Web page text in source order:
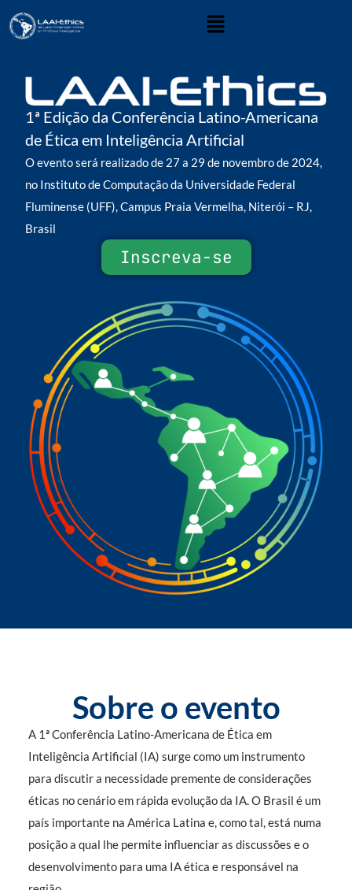
1ª Edição da Conferência Latino-Americana
de Ética em Inteligência Artificial
O evento será realizado de 27 a 29 de novembro de 2024,
no Instituto de Computação da Universidade Federal
Fluminense (UFF), Campus Praia Vermelha, Niterói – RJ,
Brasil
Inscreva-se
Sobre o evento
A 1ª Conferência Latino-Americana de Ética em
Inteligência Artificial (IA) surge como um instrumento
para discutir a necessidade premente de considerações
éticas no cenário em rápida evolução da IA. O Brasil é um
país importante na América Latina e, como tal, está numa
posição a qual lhe permite influenciar as discussões e o
desenvolvimento para uma IA ética e responsável na